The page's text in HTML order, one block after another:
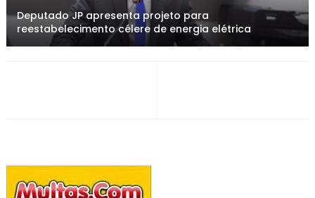
Deputado JP apresenta projeto para
reestabelecimento célere de energia elétrica